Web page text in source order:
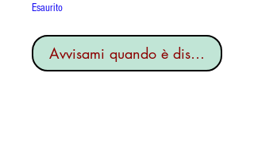
Esaurito
Avvisami quando è disponibile